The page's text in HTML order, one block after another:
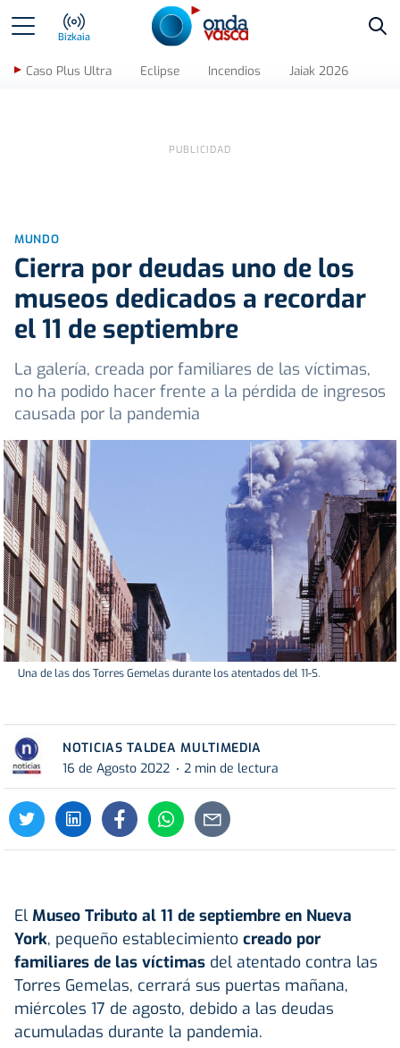
Bizkaia
Caso Plus Ultra Eclipse Incendios Jaiak 2026
MUNDO
Cierra por deudas uno de los
museos dedicados a recordar
el 11 de septiembre
La galería, creada por familiares de las víctimas,
no ha podido hacer frente a la pérdida de ingresos
causada por la pandemia
Una de las dos Torres Gemelas durante los atentados del 11-S.
NOTICIAS TALDEA MULTIMEDIA
16 de Agosto 2022
2 min de lectura
El Museo Tributo al 11 de septiembre en Nueva
York, pequeño establecimiento creado por
familiares de las víctimas del atentado contra las
Torres Gemelas, cerrará sus puertas mañana,
miércoles 17 de agosto, debido a las deudas
acumuladas durante la pandemia.